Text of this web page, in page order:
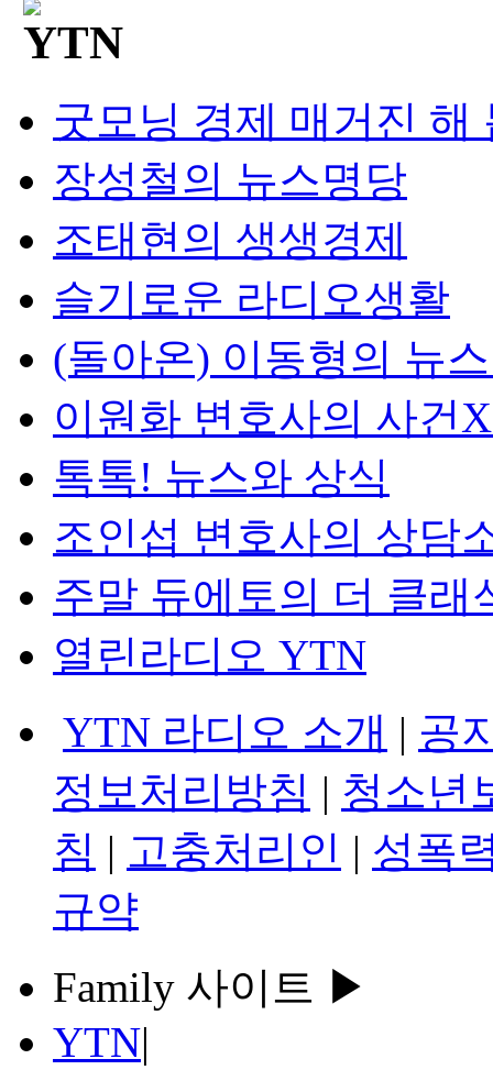
굿모닝 경제 매거진 해
장성철의 뉴스명당
조태현의 생생경제
슬기로운 라디오생활
(돌아온) 이동형의 뉴
이원화 변호사의 사건
톡톡! 뉴스와 상식
조인섭 변호사의 상담
주말 듀에토의 더 클래
열린라디오 YTN
YTN 라디오 소개 | 공
정보처리방침 | 청소년
침 | 고충처리인 | 성폭
규약
Family 사이트 ▶
YTN|